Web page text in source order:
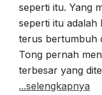
seperti itu. Yang
seperti itu adalah
terus bertumbuh
Tong pernah
terbesar yang
...selengkapnya